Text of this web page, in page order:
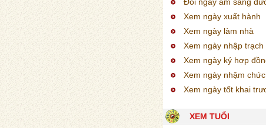
Xem ngày xuất hành
Xem ngày làm nhà
Xem ngày nhập
Xem ngày ký hợp
Xem ngày nhậm chức
Xem ngày tốt khai
XEM TUỔI